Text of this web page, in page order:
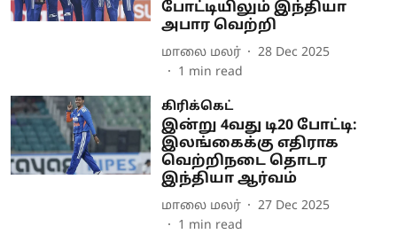
போட்டியிலும் இந்தியா
அபார வெற்றி
மாலை மலர்
28 Dec 2025
1 min read
கிரிக்கெட்
இன்று 4வது டி20 போட்டி:
இலங்கைக்கு எதிராக
வெற்றிநடை தொடர
இந்தியா ஆர்வம்
மாலை மலர்
27 Dec 2025
1 min read